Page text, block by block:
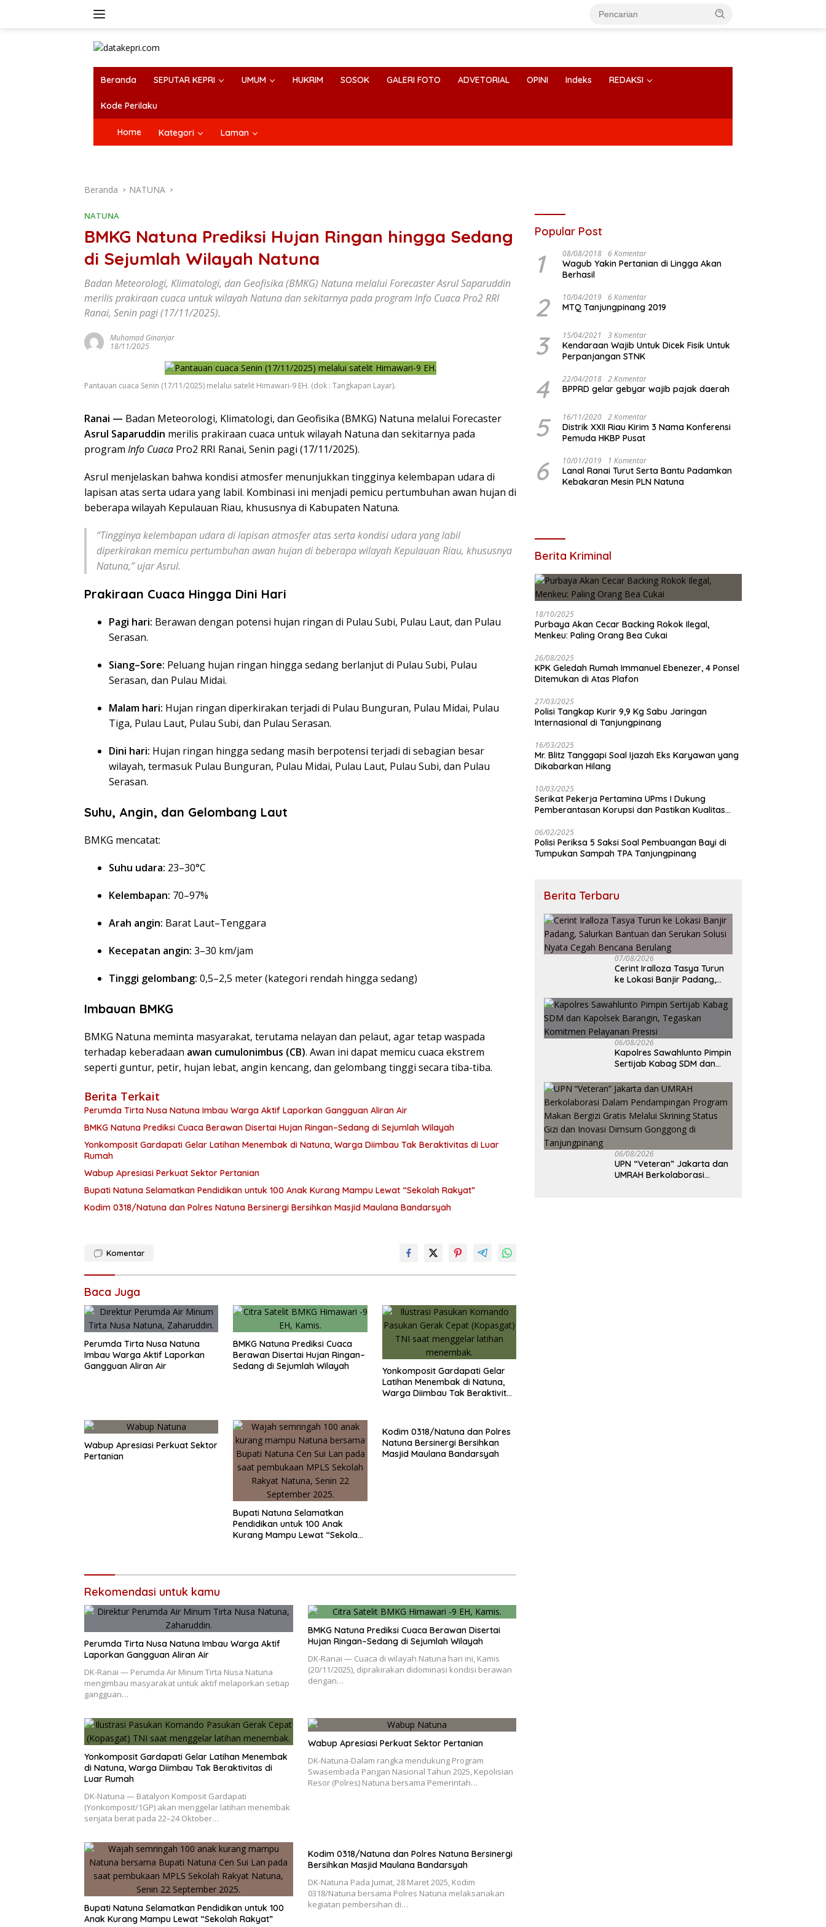
Beranda SEPUTAR KEPRI UMUM HUKRIM SOSOK GALERI FOTO ADVETORIAL OPINI Indeks REDAKSI
Kode Perilaku
Home Kategori Laman
Beranda NATUNA
NATUNA
BMKG Natuna Prediksi Hujan Ringan hingga Sedang
di Sejumlah Wilayah Natuna
Badan Meteorologi, Klimatologi, dan Geofisika (BMKG) Natuna melalui Forecaster Asrul Saparuddin
merilis prakiraan cuaca untuk wilayah Natuna dan sekitarnya pada program Info Cuaca Pro2 RRI
Ranai, Senin pagi (17/11/2025).
Muhamad Ginanjar
18/11/2025
Pantauan cuaca Senin (17/11/2025) melalui satelit Himawari-9 EH. (dok : Tangkapan Layar).
Ranai — Badan Meteorologi, Klimatologi, dan Geofisika (BMKG) Natuna melalui Forecaster
Asrul Saparuddin merilis prakiraan cuaca untuk wilayah Natuna dan sekitarnya pada
program Info Cuaca Pro2 RRI Ranai, Senin pagi (17/11/2025).
Asrul menjelaskan bahwa kondisi atmosfer menunjukkan tingginya kelembapan udara di
lapisan atas serta udara yang labil. Kombinasi ini menjadi pemicu pertumbuhan awan hujan di
beberapa wilayah Kepulauan Riau, khususnya di Kabupaten Natuna.
“Tingginya kelembapan udara di lapisan atmosfer atas serta kondisi udara yang labil
diperkirakan memicu pertumbuhan awan hujan di beberapa wilayah Kepulauan Riau, khususnya
Natuna,”ujar Asrul.
Prakiraan Cuaca Hingga Dini Hari
Pagi hari: Berawan dengan potensi hujan ringan di Pulau Subi, Pulau Laut, dan Pulau
Serasan.
Siang–Sore: Peluang hujan ringan hingga sedang berlanjut di Pulau Subi, Pulau
Serasan, dan Pulau Midai.
Malam hari: Hujan ringan diperkirakan terjadi di Pulau Bunguran, Pulau Midai, Pulau
Tiga, Pulau Laut, Pulau Subi, dan Pulau Serasan.
Dini hari: Hujan ringan hingga sedang masih berpotensi terjadi di sebagian besar
wilayah, termasuk Pulau Bunguran, Pulau Midai, Pulau Laut, Pulau Subi, dan Pulau
Serasan.
Suhu, Angin, dan Gelombang Laut
BMKG mencatat:
Suhu udara: 23–30°C
Kelembapan: 70–97%
Arah angin: Barat Laut–Tenggara
Kecepatan angin: 3–30 km/jam
Tinggi gelombang: 0,5–2,5 meter (kategori rendah hingga sedang)
Imbauan BMKG
BMKG Natuna meminta masyarakat, terutama nelayan dan pelaut, agar tetap waspada
terhadap keberadaan awan cumulonimbus (CB). Awan ini dapat memicu cuaca ekstrem
seperti guntur, petir, hujan lebat, angin kencang, dan gelombang tinggi secara tiba-tiba.
Berita Terkait
Perumda Tirta Nusa Natuna Imbau Warga Aktif Laporkan Gangguan Aliran Air
BMKG Natuna Prediksi Cuaca Berawan Disertai Hujan Ringan–Sedang di Sejumlah Wilayah
Yonkomposit Gardapati Gelar Latihan Menembak di Natuna, Warga Diimbau Tak Beraktivitas di Luar
Rumah
Wabup Apresiasi Perkuat Sektor Pertanian
Bupati Natuna Selamatkan Pendidikan untuk 100 Anak Kurang Mampu Lewat “Sekolah Rakyat”
Kodim 0318/Natuna dan Polres Natuna Bersinergi Bersihkan Masjid Maulana Bandarsyah
Komentar
Baca Juga
Perumda Tirta Nusa Natuna
Imbau Warga Aktif Laporkan
Gangguan Aliran Air
BMKG Natuna Prediksi Cuaca
Berawan Disertai Hujan Ringan–
Sedang di Sejumlah Wilayah
Yonkomposit Gardapati Gelar
Latihan Menembak di Natuna,
Warga Diimbau Tak Beraktivitas
Wabup Apresiasi Perkuat Sektor
Pertanian
Bupati Natuna Selamatkan
Pendidikan untuk 100 Anak
Kurang Mampu Lewat “Sekolah
Kodim 0318/Natuna dan Polres
Natuna Bersinergi Bersihkan
Masjid Maulana Bandarsyah
Rekomendasi untuk kamu
Perumda Tirta Nusa Natuna Imbau Warga Aktif
Laporkan Gangguan Aliran Air
DK-Ranai — Perumda Air Minum Tirta Nusa Natuna
mengimbau masyarakat untuk aktif melaporkan setiap
gangguan…
BMKG Natuna Prediksi Cuaca Berawan Disertai
Hujan Ringan–Sedang di Sejumlah Wilayah
DK-Ranai — Cuaca di wilayah Natuna hari ini, Kamis
(20/11/2025), diprakirakan didominasi kondisi berawan
dengan…
Yonkomposit Gardapati Gelar Latihan Menembak
di Natuna, Warga Diimbau Tak Beraktivitas di
Luar Rumah
DK-Natuna — Batalyon Komposit Gardapati
(Yonkomposit/1GP) akan menggelar latihan menembak
senjata berat pada 22–24 Oktober…
Wabup Apresiasi Perkuat Sektor Pertanian
DK-Natuna-Dalam rangka mendukung Program
Swasembada Pangan Nasional Tahun 2025, Kepolisian
Resor (Polres) Natuna bersama Pemerintah…
Bupati Natuna Selamatkan Pendidikan untuk 100
Anak Kurang Mampu Lewat “Sekolah Rakyat”
Kodim 0318/Natuna dan Polres Natuna Bersinergi
Bersihkan Masjid Maulana Bandarsyah
DK-Natuna Pada Jumat, 28 Maret 2025, Kodim
0318/Natuna bersama Polres Natuna melaksanakan
kegiatan pembersihan di…
Popular Post
1 08/08/2018 6 Komentar
Wagub Yakin Pertanian di Lingga Akan
Berhasil
2 10/04/2019 6 Komentar
MTQ Tanjungpinang 2019
3 15/04/2021 3 Komentar
Kendaraan Wajib Untuk Dicek Fisik Untuk
Perpanjangan STNK
4 22/04/2018 2 Komentar
BPPRD gelar gebyar wajib pajak daerah
5 16/11/2020 2 Komentar
Distrik XXII Riau Kirim 3 Nama Konferensi
Pemuda HKBP Pusat
6 10/01/2019 1 Komentar
Lanal Ranai Turut Serta Bantu Padamkan
Kebakaran Mesin PLN Natuna
Berita Kriminal
18/10/2025
Purbaya Akan Cecar Backing Rokok Ilegal,
Menkeu: Paling Orang Bea Cukai
26/08/2025
KPK Geledah Rumah Immanuel Ebenezer, 4 Ponsel
Ditemukan di Atas Plafon
27/03/2025
Polisi Tangkap Kurir 9,9 Kg Sabu Jaringan
Internasional di Tanjungpinang
16/03/2025
Mr. Blitz Tanggapi Soal Ijazah Eks Karyawan yang
Dikabarkan Hilang
10/03/2025
Serikat Pekerja Pertamina UPms I Dukung
Pemberantasan Korupsi dan Pastikan Kualitas
06/02/2025
Polisi Periksa 5 Saksi Soal Pembuangan Bayi di
Tumpukan Sampah TPA Tanjungpinang
Berita Terbaru
07/08/2026
Cerint Iralloza Tasya Turun
ke Lokasi Banjir Padang,
Serukan Solusi Nyata Cegah
Bencana Berulang
06/08/2026
Kapolres Sawahlunto Pimpin
Sertijab Kabag SDM dan
Tegaskan Komitmen
Pelayanan Presisi
06/08/2026
UPN “Veteran” Jakarta dan
UMRAH Berkolaborasi